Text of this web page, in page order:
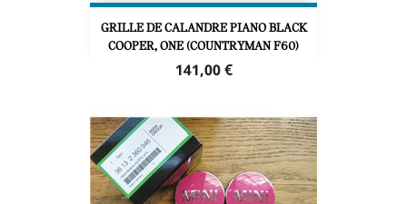
GRILLE DE CALANDRE PIANO BLACK
COOPER, ONE (COUNTRYMAN F60)
Prix
141,00 €